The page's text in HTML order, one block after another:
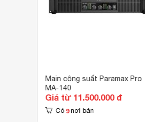
Main công suất Paramax Pro
MA-140
Giá từ 11.500.000 đ
Có 9 nơi bán